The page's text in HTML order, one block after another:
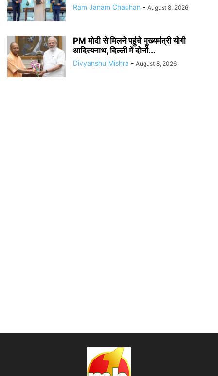
Ram Janam Chauhan - August 8, 2026
PM मोदी से मिलने पहुंचे मुख्यमंत्री योगी
आदित्यनाथ, दिल्ली में दोनों...
Divyanshu Mishra - August 8, 2026